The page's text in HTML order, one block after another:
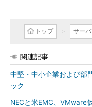
トップ サー
関連記事
中堅・中小企業および部
ック
NECと米EMC、VMware